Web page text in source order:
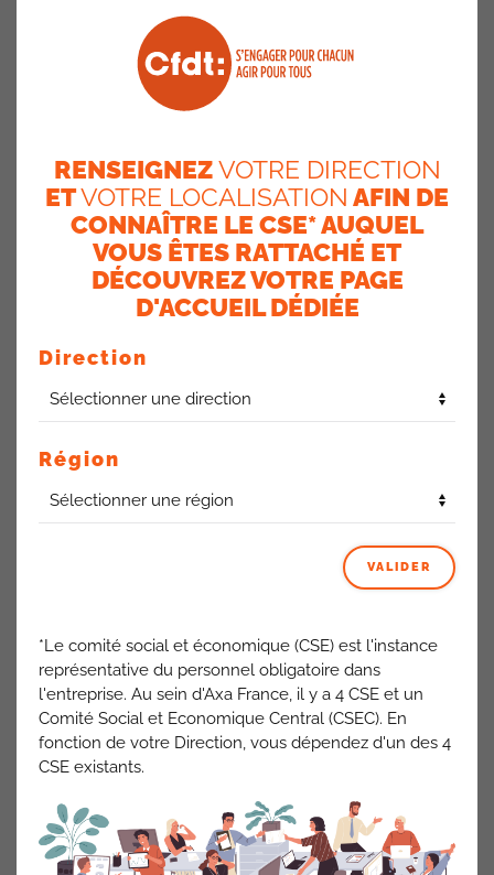
auto de 13 personnes.
Mais ce document est incomplet : combien y-a-t-il eu de
départs ? et dans ces départs, combien de démission et
nouveau contrat.
Bilan de la mobilité inter-
L’idée est de favoriser la mobilité inter-réseaux. Le sujet est
pris en charge par la RH France. Taux de participation élevé
pour la région Ouest.
RENSEIGNEZVOTRE DIRECTION
ETVOTRE LOCALISATION AFIN DE
CONNAÎTRE LE CSE* AUQUEL
VOUS ÊTES RATTACHÉ ET
DÉCOUVREZ VOTRE PAGE
D'ACCUEIL DÉDIÉE
Direction
Région
VALIDER
*Le comité social et économique (CSE) est l'instance
représentative du personnel obligatoire dans
l'entreprise. Au sein d'Axa France, il y a 4 CSE et un
Comité Social et Economique Central (CSEC). En
fonction de votre Direction, vous dépendez d'un des 4
CSE existants.